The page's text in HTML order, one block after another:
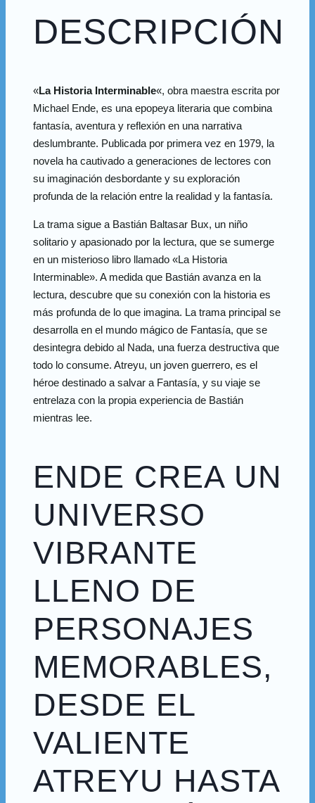
DESCRIPCIÓN
«La Historia Interminable«, obra maestra escrita por
Michael Ende, es una epopeya literaria que combina
fantasía, aventura y reflexión en una narrativa
deslumbrante. Publicada por primera vez en 1979, la
novela ha cautivado a generaciones de lectores con
su imaginación desbordante y su exploración
profunda de la relación entre la realidad y la fantasía.
La trama sigue a Bastián Baltasar Bux, un niño
solitario y apasionado por la lectura, que se sumerge
en un misterioso libro llamado «La Historia
Interminable». A medida que Bastián avanza en la
lectura, descubre que su conexión con la historia es
más profunda de lo que imagina. La trama principal se
desarrolla en el mundo mágico de Fantasía, que se
desintegra debido al Nada, una fuerza destructiva que
todo lo consume. Atreyu, un joven guerrero, es el
héroe destinado a salvar a Fantasía, y su viaje se
entrelaza con la propia experiencia de Bastián
mientras lee.
ENDE CREA UN
UNIVERSO
VIBRANTE
LLENO DE
PERSONAJES
MEMORABLES,
DESDE EL
VALIENTE
ATREYU HASTA